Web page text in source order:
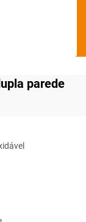
parede